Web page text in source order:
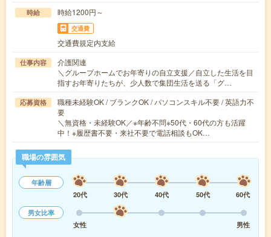
時給 時給1200円～
交通費
交通費規定内支給
仕事内容
介護関連
＼グループホームでお年寄りの自立支援／自立した生活を目
指すお年寄りたちが、少人数で集団生活を送る「グ…
応募資格
職種未経験OK / ブランクOK / パソコンスキル不要 / 英語力不
要
＼無資格・未経験OK／※年齢不問※50代・60代の方も活躍
中！※履歴書不要・来社不要で電話相談もOK…
職場の雰囲気
年齢層
20代
30代 40代 50代
60代
男女比率
女性
男性